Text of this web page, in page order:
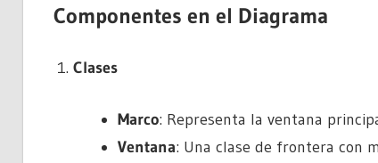
Componentes en el Diagrama
Clases
Marco: Representa la ventana
Ventana: Una clase de frontera con